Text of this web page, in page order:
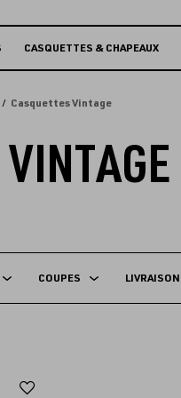
CASQUETTES & CHAPEAUX
Casquettes Vintage
COUPES LIVRAISON